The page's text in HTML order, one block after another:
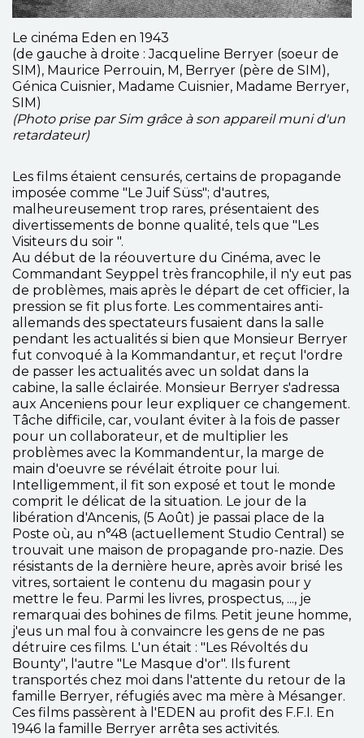
Le cinéma Eden en 1943
(de gauche à droite : Jacqueline Berryer (soeur de
SIM), Maurice Perrouin, M, Berryer (père de SIM),
Génica Cuisnier, Madame Cuisnier, Madame Berryer,
SIM)
(Photo prise par Sim grâce à son appareil muni d'un
retardateur)
Les films étaient censurés, certains de propagande
imposée comme "Le Juif Süss"; d'autres,
malheureusement trop rares, présentaient des
divertissements de bonne qualité, tels que "Les
Visiteurs du soir ".
Au début de la réouverture du Cinéma, avec le
Commandant Seyppel très francophile, il n'y eut pas
de problèmes, mais après le départ de cet officier, la
pression se fit plus forte. Les commentaires anti-
allemands des spectateurs fusaient dans la salle
pendant les actualités si bien que Monsieur Berryer
fut convoqué à la Kommandantur, et reçut l'ordre
de passer les actualités avec un soldat dans la
cabine, la salle éclairée. Monsieur Berryer s'adressa
aux Anceniens pour leur expliquer ce changement.
Tâche difficile, car, voulant éviter à la fois de passer
pour un collaborateur, et de multiplier les
problèmes avec la Kommandentur, la marge de
main d'oeuvre se révélait étroite pour lui.
Intelligemment, il fit son exposé et tout le monde
comprit le délicat de la situation. Le jour de la
libération d'Ancenis, (5 Août) je passai place de la
Poste où, au n°48 (actuellement Studio Central) se
trouvait une maison de propagande pro-nazie. Des
résistants de la dernière heure, après avoir brisé les
vitres, sortaient le contenu du magasin pour y
mettre le feu. Parmi les livres, prospectus, ..., je
remarquai des bohines de films. Petit jeune homme,
j'eus un mal fou à convaincre les gens de ne pas
détruire ces films. L'un était : "Les Révoltés du
Bounty", l'autre "Le Masque d'or". Ils furent
transportés chez moi dans l'attente du retour de la
famille Berryer, réfugiés avec ma mère à Mésanger.
Ces films passèrent à l'EDEN au profit des F.F.I. En
1946 la famille Berryer arrêta ses activités.